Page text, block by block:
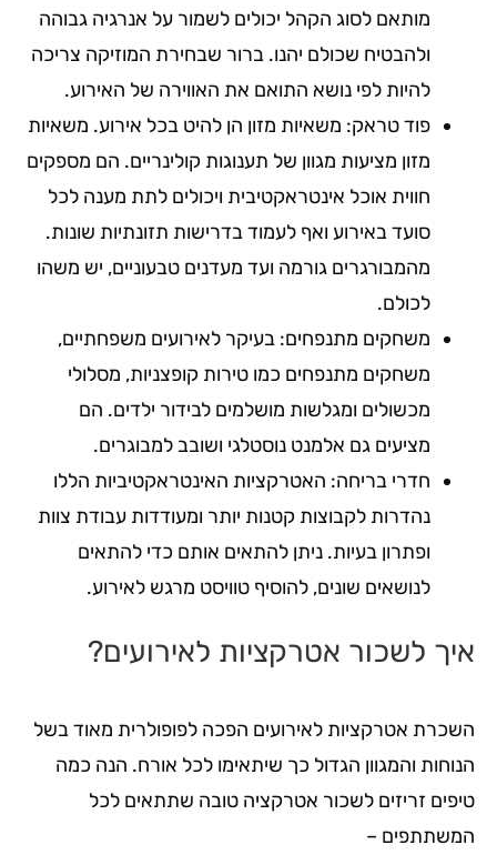
מותאם לסוג הקהל יכולים לשמור על אנרגיה גבוהה
ולהבטיח שכולם יהנו. ברור שבחירת המוזיקה צריכה
להיות לפי נושא התואם את האווירה של האירוע.
פוד טראק: משאיות מזון הן להיט בכל אירוע. משאיות
מזון מציעות מגוון של תענוגות קולינריים. הם מספקים
חווית אוכל אינטראקטיבית ויכולים לתת מענה לכל
סועד באירוע ואף לעמוד בדרישות תזונתיות שונות.
מהמבורגרים גורמה ועד מעדנים טבעוניים, יש משהו
לכולם.
משחקים מתנפחים: בעיקר לאירועים משפחתיים,
משחקים מתנפחים כמו טירות קופצניות, מסלולי
מכשולים ומגלשות מושלמים לבידור ילדים. הם
מציעים גם אלמנט נוסטלגי ושובב למבוגרים.
חדרי בריחה: האטרקציות האינטראקטיביות הללו
נהדרות לקבוצות קטנות יותר ומעודדות עבודת צוות
ופתרון בעיות. ניתן להתאים אותם כדי להתאים
לנושאים שונים, להוסיף טוויסט מרגש לאירוע.
איך לשכור אטרקציות לאירועים?
השכרת אטרקציות לאירועים הפכה לפופולרית מאוד בשל
הנוחות והמגוון הגדול כך שיתאימו לכל אורח. הנה כמה
טיפים זריזים לשכור אטרקציה טובה שתתאים לכל
המשתתפים –